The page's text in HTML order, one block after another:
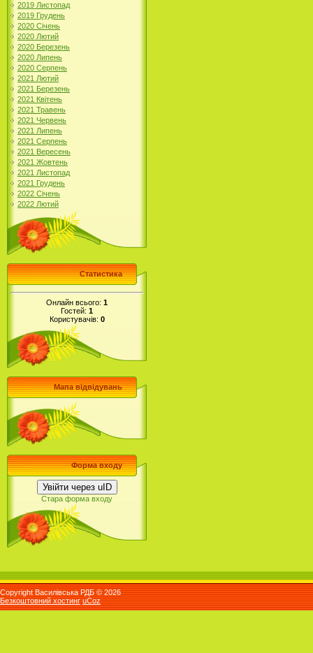
2019 Листопад
2019 Грудень
2020 Січень
2020 Лютий
2020 Березень
2020 Липень
2020 Серпень
2021 Лютий
2021 Березень
2021 Квітень
2021 Травень
2021 Червень
2021 Липень
2021 Серпень
2021 Вересень
2021 Жовтень
2021 Листопад
2021 Грудень
2022 Січень
2022 Лютий
Статистика
Онлайн всього: 1
Гостей: 1
Користувачів: 0
Мапа відвідувань
Форма входу
Увійти через uID
Стара форма входу
Copyright Василівська РДБ © 2026
Безкоштовний хостинг uCoz